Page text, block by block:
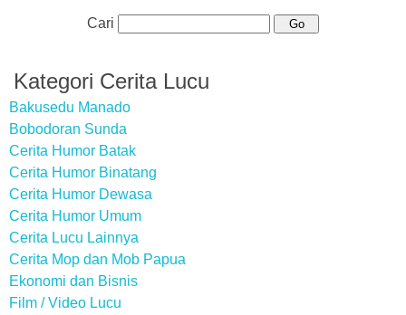
Cari
Kategori Cerita Lucu
Bakusedu Manado
Bobodoran Sunda
Cerita Humor Batak
Cerita Humor Binatang
Cerita Humor Dewasa
Cerita Humor Umum
Cerita Lucu Lainnya
Cerita Mop dan Mob Papua
Ekonomi dan Bisnis
Film / Video Lucu